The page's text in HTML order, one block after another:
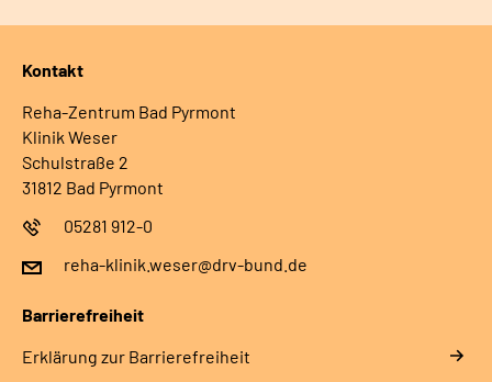
Kontakt
Reha-Zentrum Bad Pyrmont
Klinik Weser
Schulstraße 2
31812 Bad Pyrmont
05281 912-0
reha-klinik.weser@drv-bund.de
Barrierefreiheit
Erklärung zur Barrierefreiheit